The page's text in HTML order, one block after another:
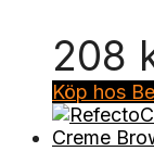
208
Köp hos